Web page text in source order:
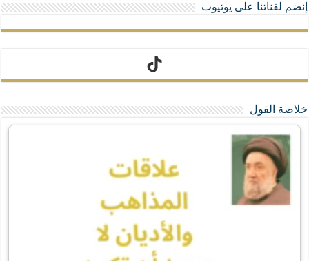
إنضم لقناتنا على يوتيوب
تيك توك
خلاصة القول